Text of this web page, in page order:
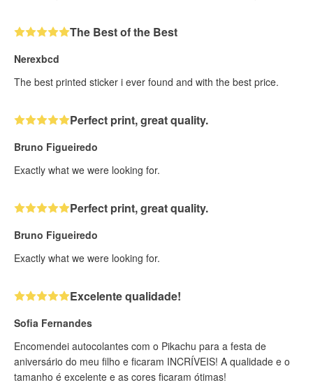
The Best of the Best
Nerexbcd
The best printed sticker i ever found and with the best price.
Perfect print, great quality.
Bruno Figueiredo
Exactly what we were looking for.
Perfect print, great quality.
Bruno Figueiredo
Exactly what we were looking for.
Excelente qualidade!
Sofia Fernandes
Encomendei autocolantes com o Pikachu para a festa de
aniversário do meu filho e ficaram INCRÍVEIS! A qualidade e o
tamanho é excelente e as cores ficaram ótimas!